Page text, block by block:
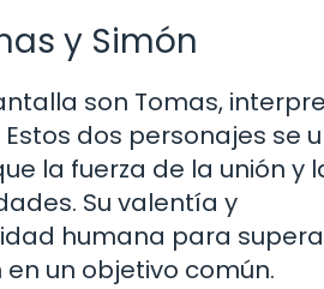
y Simón
son Tomas,
dos personajes se
la fuerza de la unión y
Su valentía y
humana para
un objetivo común.